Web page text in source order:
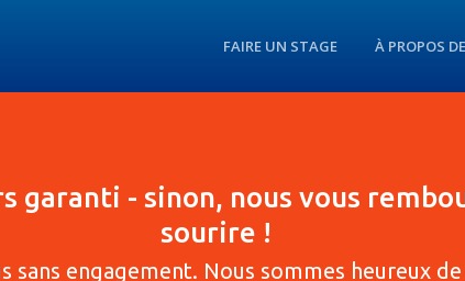
FAIRE UN STAGE À PROPOS
garanti - sinon, nous vous
sourire !
sans engagement. Nous sommes heureux